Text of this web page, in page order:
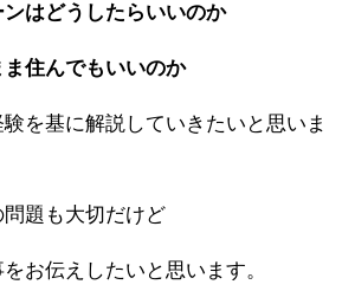
はどうしたらいいのか
住んでもいいのか
を基に解説していきたいと思いま
題も大切だけど
お伝えしたいと思います。